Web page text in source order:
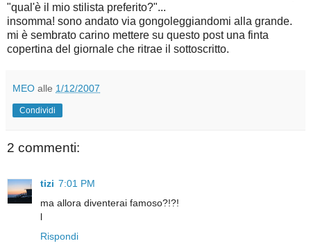
"qual'è il mio stilista preferito?"...
insomma! sono andato via gongoleggiandomi alla grande.
mi è sembrato carino mettere su questo post una finta
copertina del giornale che ritrae il sottoscritto.
MEO alle 1/12/2007
Condividi
2 commenti:
tizi 7:01 PM
ma allora diventerai famoso?!?!
l
Rispondi